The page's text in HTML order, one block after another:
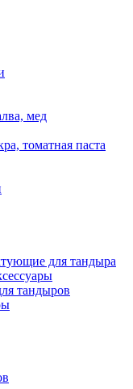
мед
томатная паста
для тандыра
тандыров